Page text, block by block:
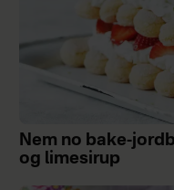
Nem no bake-
og limesirup